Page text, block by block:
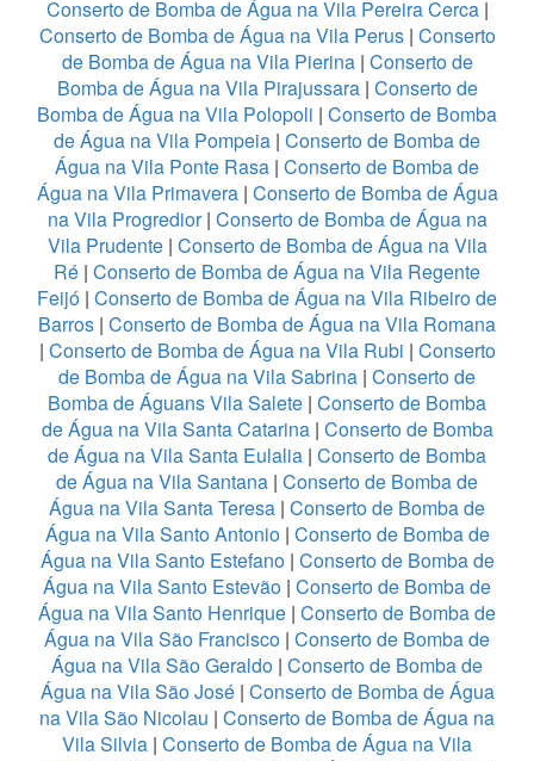
Conserto de Bomba de Água na Vila Pereira Cerca|
Conserto de Bomba de Água na Vila Perus| Conserto
de Bomba de Água na Vila Pierina| Conserto de
Bomba de Água na Vila Pirajussara| Conserto de
Bomba de Água na Vila Polopoli | Conserto de Bomba
de Água na Vila Pompeia | Conserto de Bomba de
Água na Vila Ponte Rasa | Conserto de Bomba de
Água na Vila Primavera| Conserto de Bomba de Água
na Vila Progredior| Conserto de Bomba de Água na
Vila Prudente| Conserto de Bomba de Água na Vila
Ré | Conserto de Bomba de Água na Vila Regente
Feijó | Conserto de Bomba de Água na Vila Ribeiro de
Barros | Conserto de Bomba de Água na Vila Romana
| Conserto de Bomba de Água na Vila Rubi | Conserto
de Bomba de Água na Vila Sabrina | Conserto de
Bomba de Águans Vila Salete | Conserto de Bomba
de Água na Vila Santa Catarina| Conserto de Bomba
de Água na Vila Santa Eulalia | Conserto de Bomba
de Água na Vila Santana | Conserto de Bomba de
Água na Vila Santa Teresa | Conserto de Bomba de
Água na Vila Santo Antonio| Conserto de Bomba de
Água na Vila Santo Estefano| Conserto de Bomba de
Água na Vila Santo Estevão | Conserto de Bomba de
Água na Vila Santo Henrique | Conserto de Bomba de
Água na Vila São Francisco | Conserto de Bomba de
Água na Vila São Geraldo | Conserto de Bomba de
Água na Vila São José| Conserto de Bomba de Água
na Vila São Nicolau | Conserto de Bomba de Água na
Vila Silvia | Conserto de Bomba de Água na Vila